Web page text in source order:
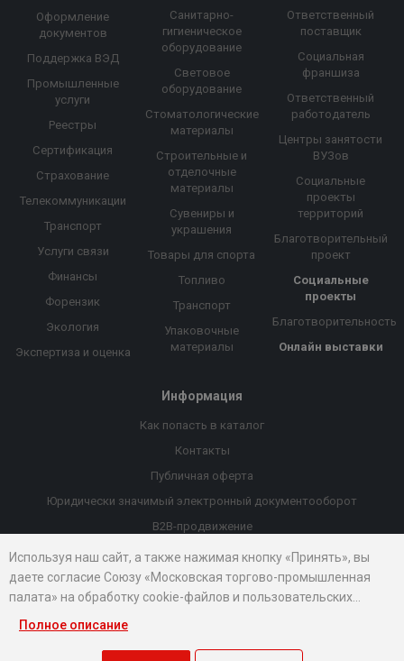
Оформление
документов
Поддержка ВЭД
Промышленные
услуги
Реестры
Сертификация
Страхование
Телекоммуникации
Транспорт
Услуги связи
Финансы
Форензик
Экология
Экспертиза и оценка
Санитарно-
гигиеническое
оборудование
Световое
оборудование
Стоматологические
материалы
Строительные и
отделочные
материалы
Сувениры и
украшения
Товары для спорта
Топливо
Транспорт
Упаковочные
материалы
Ответственный
поставщик
Социальная
франшиза
Ответственный
работодатель
Центры занятости
ВУЗов
Социальные
проекты
территорий
Благотворительный
проект
Социальные
проекты
Благотворительность
Онлайн выставки
Информация
Как попасть в каталог
Контакты
Публичная оферта
Юридически значимый электронный документооборот
B2B-продвижение
Порекомендовать компанию
Онлайн выставки
Рейтинг компаний
© 2026 Все права защищены. Правовые документы
Используя наш сайт, а также нажимая кнопку «Принять», вы
даете согласие Союзу «Московская торгово-промышленная
палата» на обработку cookie-файлов и пользовательских
данных...
Полное описание